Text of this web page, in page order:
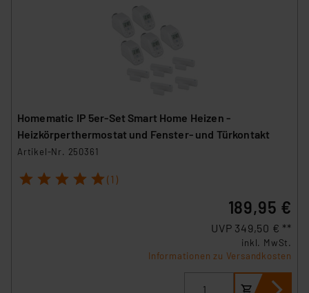
Homematic IP 5er-Set Smart Home Heizen -
Heizkörperthermostat und Fenster- und Türkontakt
Artikel-Nr. 250361
1 2 3 4 5 (1)
189,95 €
UVP 349,50 € **
inkl. MwSt.
Informationen zu Versandkosten